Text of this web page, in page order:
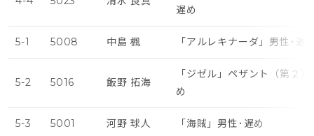
遅め
5-1 5008 中島 楓 「アルレキナーダ」男性･遅
5-2 5016 飯野 拓海
「ジゼル」ペザント（第２
め
5-3 5001 河野 球人 「海賊」男性･遅め